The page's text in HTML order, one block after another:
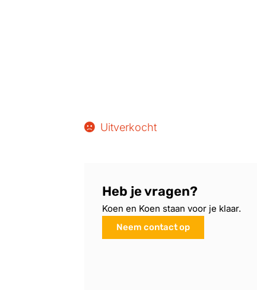
Uitverkocht
Heb je vragen?
Koen en Koen staan voor je klaar.
Neem contact op